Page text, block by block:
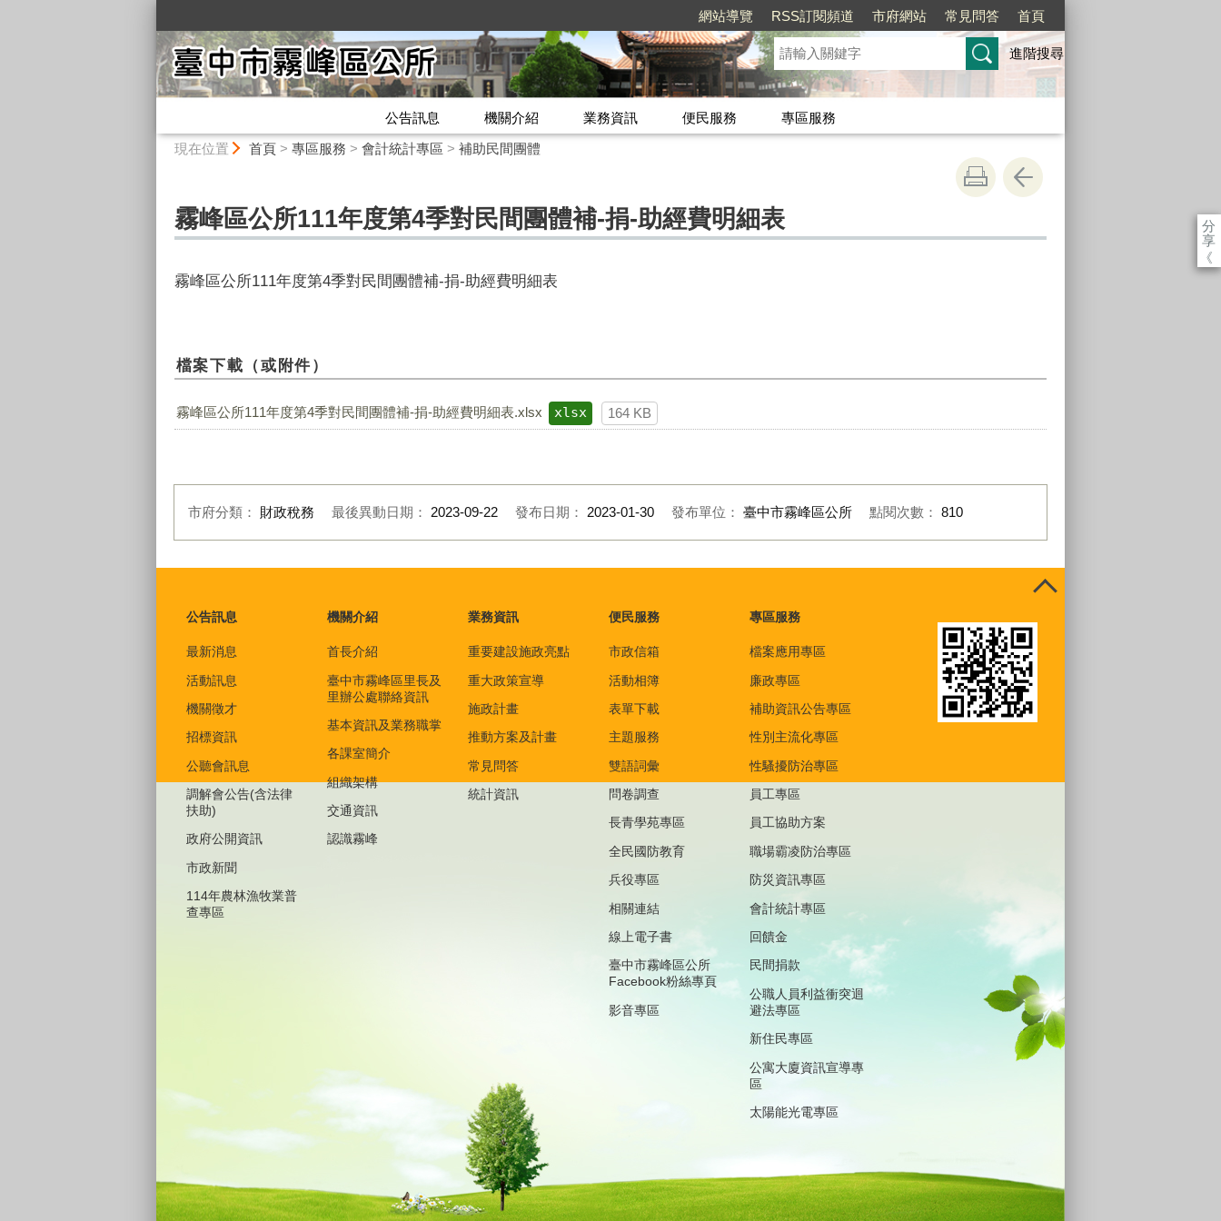
網站導覽 RSS訂閱頻道 市府網站 常見問答 首頁
進階搜尋
公告訊息 機關介紹 業務資訊 便民服務
專區服務
現在位置 首頁> 專區服務 > 會計統計專區 > 補助民間團體
分
享
《
霧峰區公所111年度第4季對民間團體補-捐-助經費明細表
霧峰區公所111年度第4季對民間團體補-捐-助經費明細表
檔案下載（或附件）
霧峰區公所111年度第4季對民間團體補-捐-助經費明細表.xlsx xlsx 164 KB
市府分類： 財政稅務 最後異動日期： 2023-09-22 發布日期： 2023-01-30 發布單位： 臺中市霧峰區公所 點閱次數： 810
公告訊息
最新消息
活動訊息
機關徵才
招標資訊
公聽會訊息
調解會公告(含法律
扶助)
政府公開資訊
市政新聞
114年農林漁牧業普
查專區
機關介紹
首長介紹
臺中市霧峰區里長及
里辦公處聯絡資訊
基本資訊及業務職掌
各課室簡介
組織架構
交通資訊
認識霧峰
業務資訊
重要建設施政亮點
重大政策宣導
施政計畫
推動方案及計畫
常見問答
統計資訊
便民服務
市政信箱
活動相簿
表單下載
主題服務
雙語詞彙
問卷調查
長青學苑專區
全民國防教育
兵役專區
相關連結
線上電子書
臺中市霧峰區公所
Facebook粉絲專頁
影音專區
專區服務
檔案應用專區
廉政專區
補助資訊公告專區
性別主流化專區
性騷擾防治專區
員工專區
員工協助方案
職場霸凌防治專區
防災資訊專區
會計統計專區
回饋金
民間捐款
公職人員利益衝突迴
避法專區
新住民專區
公寓大廈資訊宣導專
區
太陽能光電專區